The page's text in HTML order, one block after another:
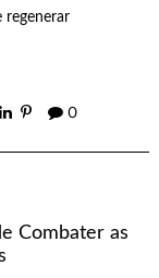
regenerar
0
Combater as